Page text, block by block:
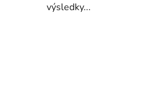
výsledky...